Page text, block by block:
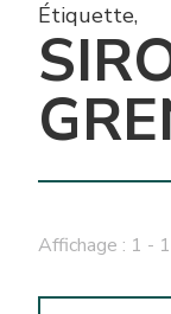
Étiquette,
Affichage : 1 -